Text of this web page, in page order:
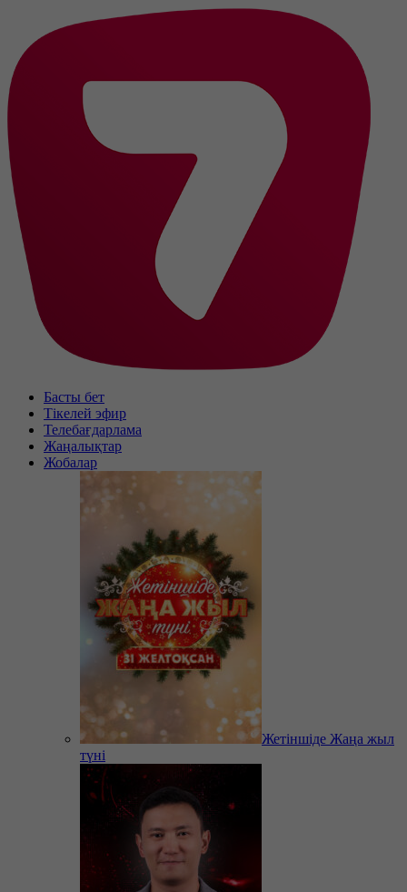
Басты бет
Тікелей эфир
Телебағдарлама
Жаңалықтар
Жобалар
Жетіншіде Жаңа жыл
түні